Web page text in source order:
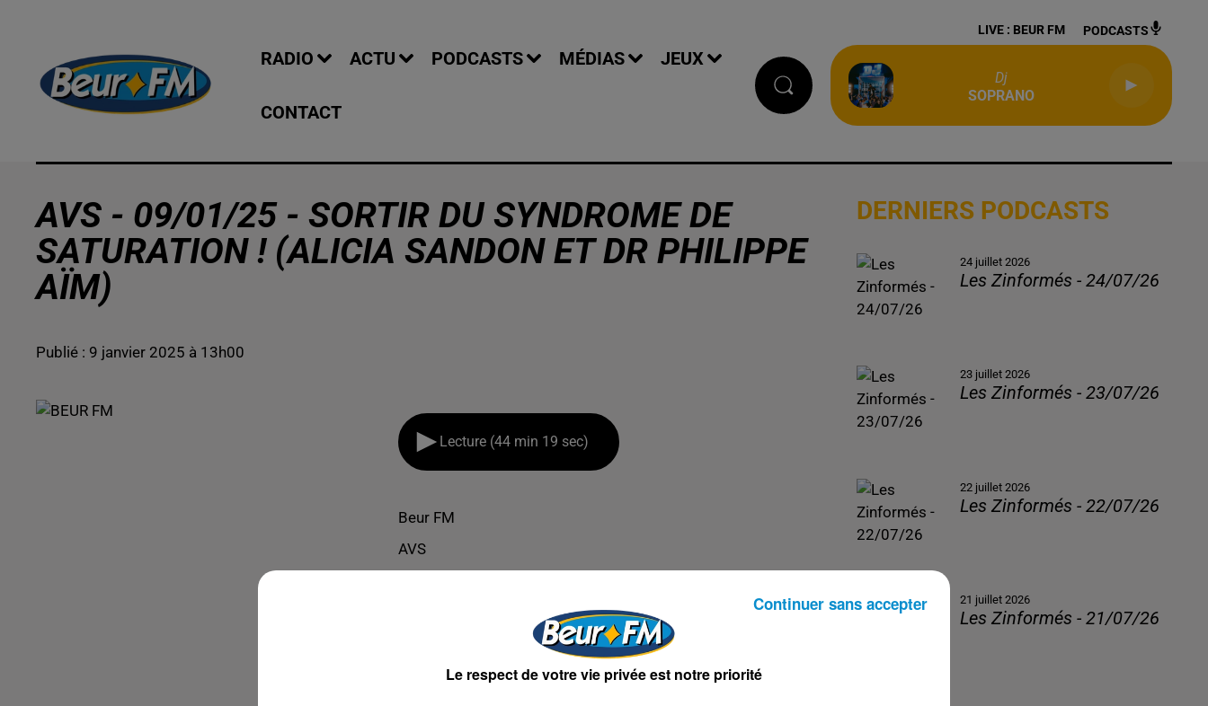
RADIO ACTU PODCASTS MÉDIAS JEUX
CONTACT
LIVE : BEUR FM PODCASTS
Dj
SOPRANO
AVS - 09/01/25 - SORTIR DU SYNDROME DE
SATURATION ! (ALICIA SANDON ET DR PHILIPPE
AÏM)
Publié : 9 janvier 2025 à 13h00
Lecture (44 min 19 sec)
Beur FM
AVS
DERNIERS PODCASTS
24 juillet 2026
Les Zinformés - 24/07/26
23 juillet 2026
Les Zinformés - 23/07/26
22 juillet 2026
Les Zinformés - 22/07/26
21 juillet 2026
Les Zinformés - 21/07/26
Le respect de votre vie privée est notre priorité
Continuer sans accepter